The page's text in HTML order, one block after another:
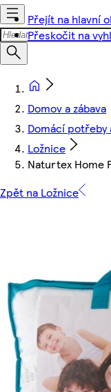
Přejít na hlavní
Přeskočit na
Domov a zábava
Domácí potřeby
Ložnice
Naturtex Home
Zpět na Ložnice